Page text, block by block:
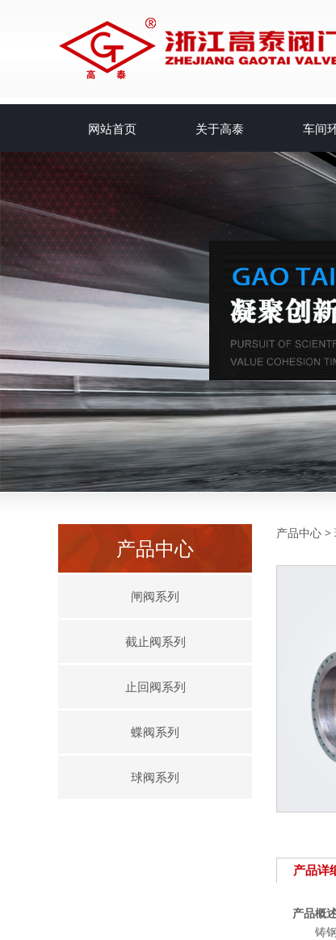
网站首页 关于高泰 车间
产品中心
闸阀系列
截止阀系列
止回阀系列
蝶阀系列
球阀系列
铸
产品中心 >
产品详
产品概
铸钢